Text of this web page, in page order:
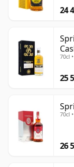
24
70cl
25
70cl
26